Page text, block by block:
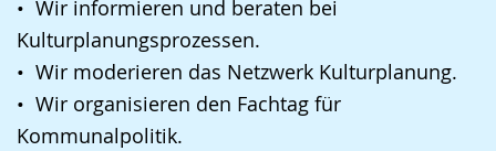
• Wir informieren und beraten bei
Kulturplanungsprozessen.
• Wir moderieren das Netzwerk Kulturplanung.
• Wir organisieren den Fachtag für
Kommunalpolitik.
Gebärdensprache
wird
angezeigt.